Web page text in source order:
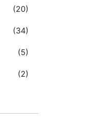
(20)
(34)
(5)
(2)